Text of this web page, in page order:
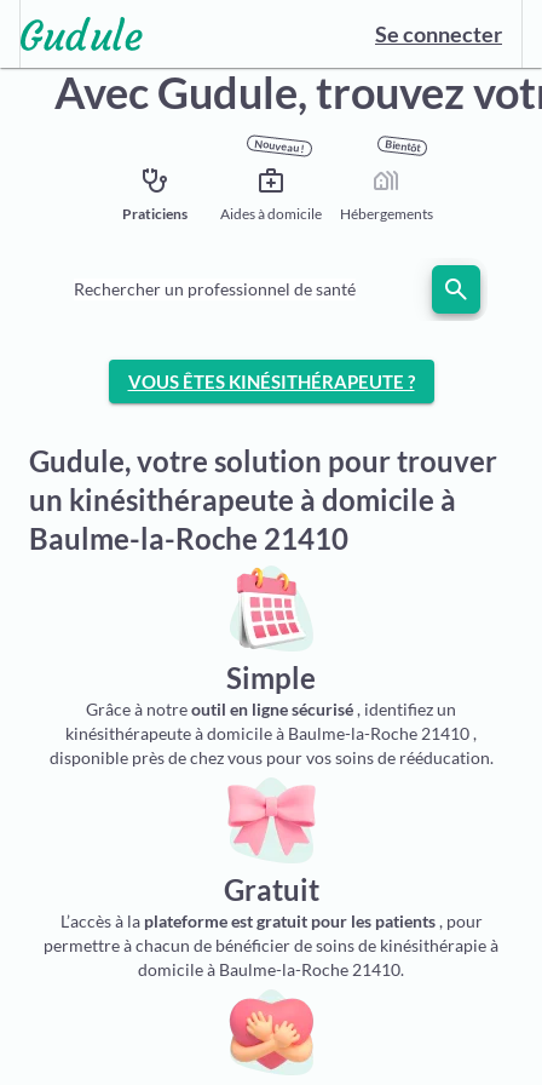
Se connecter
Avec Gudule,trouvez
stethoscope
Praticiens
Nouveau !
medical_services
Aides à domicile
Bientôt
holiday_village
Hébergements
Rechercher un professionnel de santé search
VOUS ÊTES KINÉSITHÉRAPEUTE ?
Gudule, votre solution pour trouver
un kinésithérapeute à domicile à
Baulme-la-Roche 21410
Simple
Grâce à notreoutil en ligne sécurisé, identifiez un
kinésithérapeute à domicile à Baulme-la-Roche 21410 ,
disponible près de chez vous pour vos soins de rééducation.
Gratuit
L’accès à la plateforme est gratuit pour les patients, pour
permettre à chacun de bénéficier de soins de kinésithérapie à
domicile à Baulme-la-Roche 21410.